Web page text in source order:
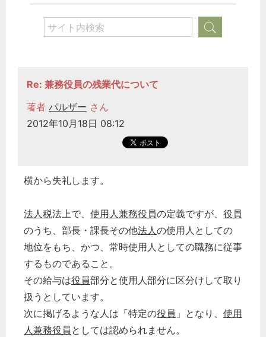
Re: 兼務役員の残業代について
著者 パルザー さん
2012年10月18日 08:12
横から失礼します。
法人税法上で、 使用人兼務役員の定義ですが、 役員
のうち、部長・課長その他法人の使用人としての
地位をもち、かつ、常時使用人としての職務に従事
するものであること。
その給与は役員部分と使用人部分に区分けして取り
扱うとしています。
次に掲げるような人は「特定の役員 」となり、 使用
人兼務役員 としては認められません。